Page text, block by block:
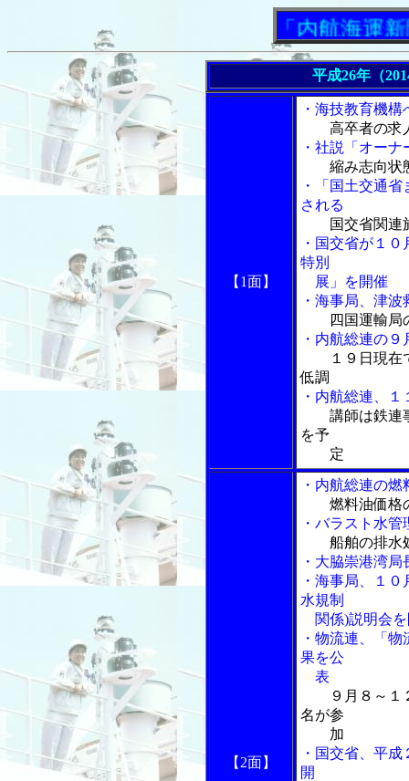
「内航海運新聞」
平成26年（
【1面】
・海技教育機
高卒者の求
・社説「オー
縮み志向状
・「国土交通
される
国交省関連
・国交省が１
特別
展」を開催
・海事局、津
四国運輸局
・内航総連の
１９日現
低調
・内航総連、
講師は鉄連
を予
定
【2面】
・内航総連の
燃料油価格
・バラスト水
船舶の排水
・大脇崇港湾
・海事局、１
水規制
関係)説明会を
・物流連、「
果を公
表
９月８～
名が参
加
・国交省、平
開